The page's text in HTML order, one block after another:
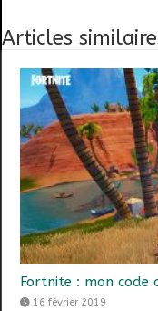
Articles
Fortnite : mon code
16 février 2019